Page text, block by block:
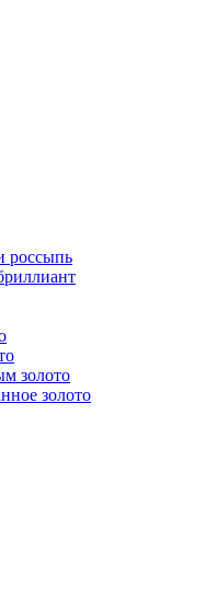
россыпь
золото
золото